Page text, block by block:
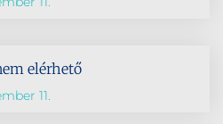
elérhető
11.